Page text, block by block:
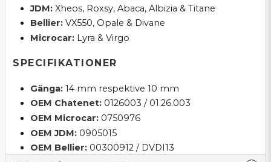
JDM:Xheos, Roxsy, Abaca, Albizia & Titane
Bellier:VX550, Opale & Divane
Microcar:Lyra & Virgo
SPECIFIKATIONER
Gänga:14 mm respektive 10 mm
OEM Chatenet:0126003 / 01.26.003
OEM Microcar:0750976
OEM JDM:0905015
OEM Bellier:00300912 / DVDI13